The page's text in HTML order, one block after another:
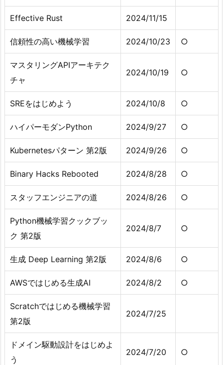
Effective Rust 2024/11/15
信頼性の高い機械学習 2024/10/23 ○
マスタリングAPIアーキテク
チャ
2024/10/19 ○
SREをはじめよう 2024/10/8 ○
ハイパーモダンPython 2024/9/27 ○
Kubernetesパターン 第2版 2024/9/26 ○
Binary Hacks Rebooted 2024/8/28 ○
スタッフエンジニアの道 2024/8/26 ○
Python機械学習クックブッ
ク 第2版
2024/8/7 ○
生成 Deep Learning 第2版 2024/8/6 ○
AWSではじめる生成AI 2024/8/2 ○
Scratchではじめる機械学習
第2版
2024/7/25
ドメイン駆動設計をはじめよ
う
2024/7/20 ○